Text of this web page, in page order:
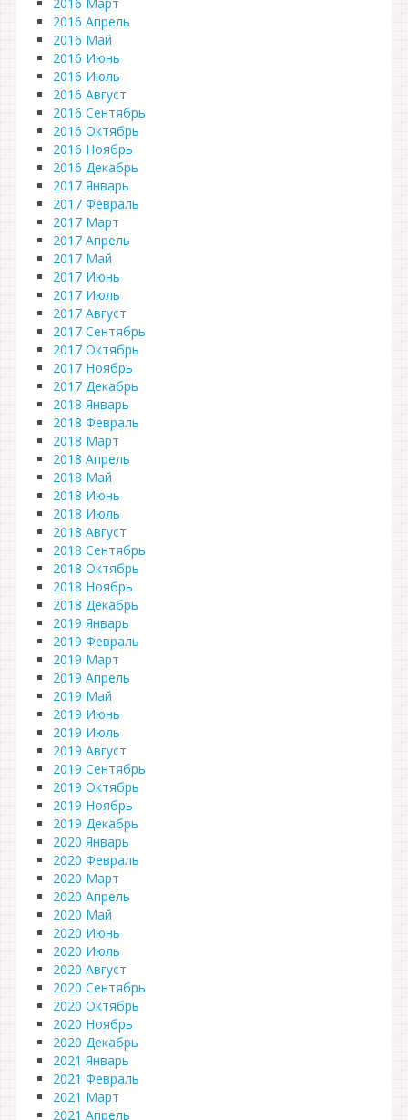
2016 Апрель
2016 Май
2016 Июнь
2016 Июль
2016 Август
2016 Сентябрь
2016 Октябрь
2016 Ноябрь
2016 Декабрь
2017 Январь
2017 Февраль
2017 Март
2017 Апрель
2017 Май
2017 Июнь
2017 Июль
2017 Август
2017 Сентябрь
2017 Октябрь
2017 Ноябрь
2017 Декабрь
2018 Январь
2018 Февраль
2018 Март
2018 Апрель
2018 Май
2018 Июнь
2018 Июль
2018 Август
2018 Сентябрь
2018 Октябрь
2018 Ноябрь
2018 Декабрь
2019 Январь
2019 Февраль
2019 Март
2019 Апрель
2019 Май
2019 Июнь
2019 Июль
2019 Август
2019 Сентябрь
2019 Октябрь
2019 Ноябрь
2019 Декабрь
2020 Январь
2020 Февраль
2020 Март
2020 Апрель
2020 Май
2020 Июнь
2020 Июль
2020 Август
2020 Сентябрь
2020 Октябрь
2020 Ноябрь
2020 Декабрь
2021 Январь
2021 Февраль
2021 Март
2021 Апрель